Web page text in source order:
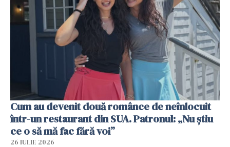
Cum au devenit două românce de neînlocuit
într-un restaurant din SUA. Patronul: „Nu știu
ce o să mă fac fără voi”
26 IULIE 2026